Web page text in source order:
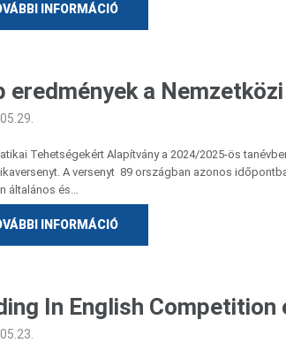
INFORMÁCIÓ
eredmények a
Tehetségekért Alapítvány a 2024/2025-ös
A versenyt 89 országban azonos
általános és…
INFORMÁCIÓ
In English Competition